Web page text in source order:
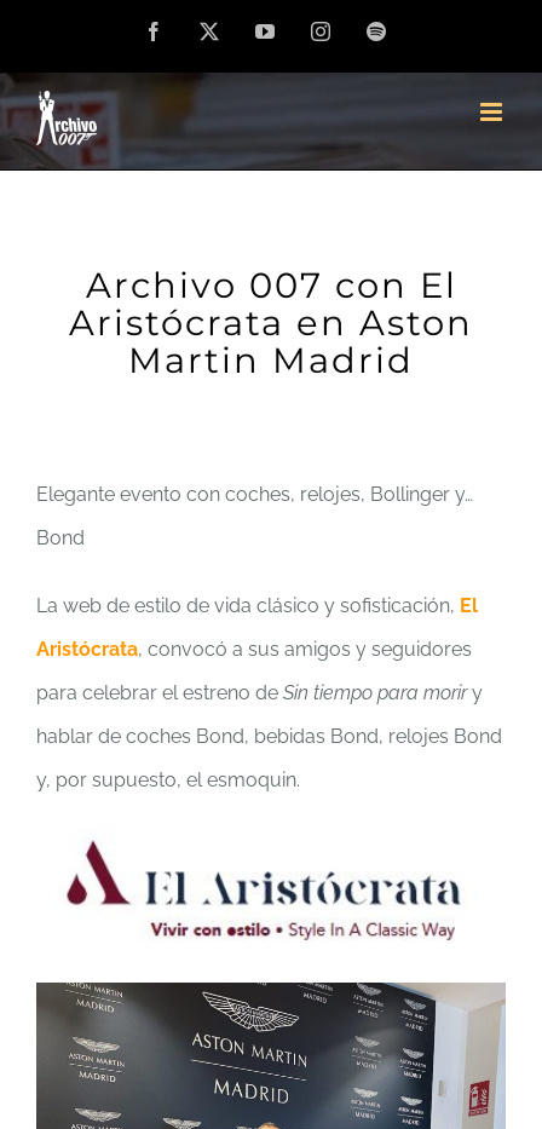
contenido
Facebook YouTubeInstagramSpotify
Archivo 007 con El
Aristócrata en Aston
Martin Madrid
Elegante evento con coches, relojes, Bollinger y…
Bond
La web de estilo de vida clásico y sofisticación, El
Aristócrata, convocó a sus amigos y seguidores
para celebrar el estreno de Sin tiempo para moriry
hablar de coches Bond, bebidas Bond, relojes Bond
y, por supuesto, el esmoquin.